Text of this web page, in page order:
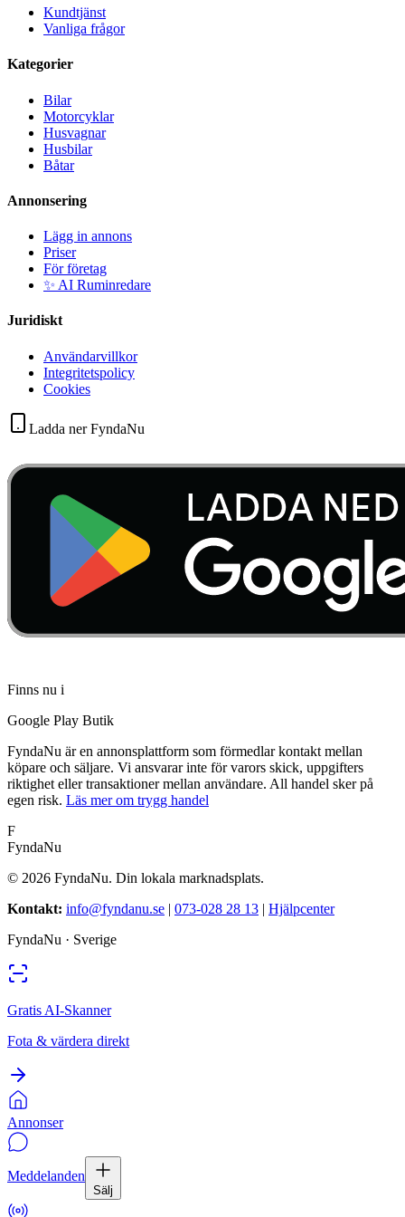
Kundtjänst
Vanliga frågor
Kategorier
Bilar
Motorcyklar
Husvagnar
Husbilar
Båtar
Annonsering
Lägg in annons
Priser
För företag
✨ AI Ruminredare
Juridiskt
Användarvillkor
Integritetspolicy
Cookies
Ladda ner FyndaNu
Finns nu i
Google Play Butik
FyndaNu är en annonsplattform som förmedlar kontakt mellan
köpare och säljare. Vi ansvarar inte för varors skick, uppgifters
riktighet eller transaktioner mellan användare. All handel sker på
egen risk. Läs mer om trygg handel
F
FyndaNu
© 2026 FyndaNu. Din lokala marknadsplats.
Kontakt: info@fyndanu.se | 073-028 28 13 | Hjälpcenter
FyndaNu · Sverige
Gratis AI-Skanner
Fota & värdera direkt
Annonser
Meddelanden
Sälj